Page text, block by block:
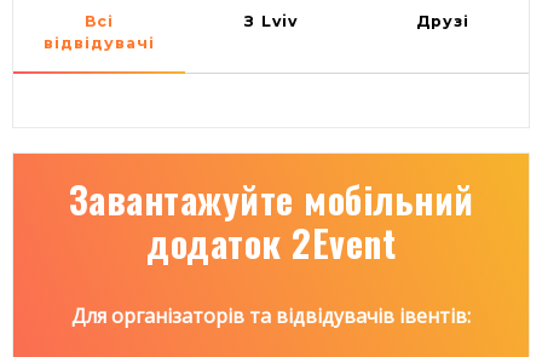
Всі
відвідувачі
З Lviv Друзі
Завантажуйте мобільний
додаток 2Event
Для організаторів та відвідувачів івентів: